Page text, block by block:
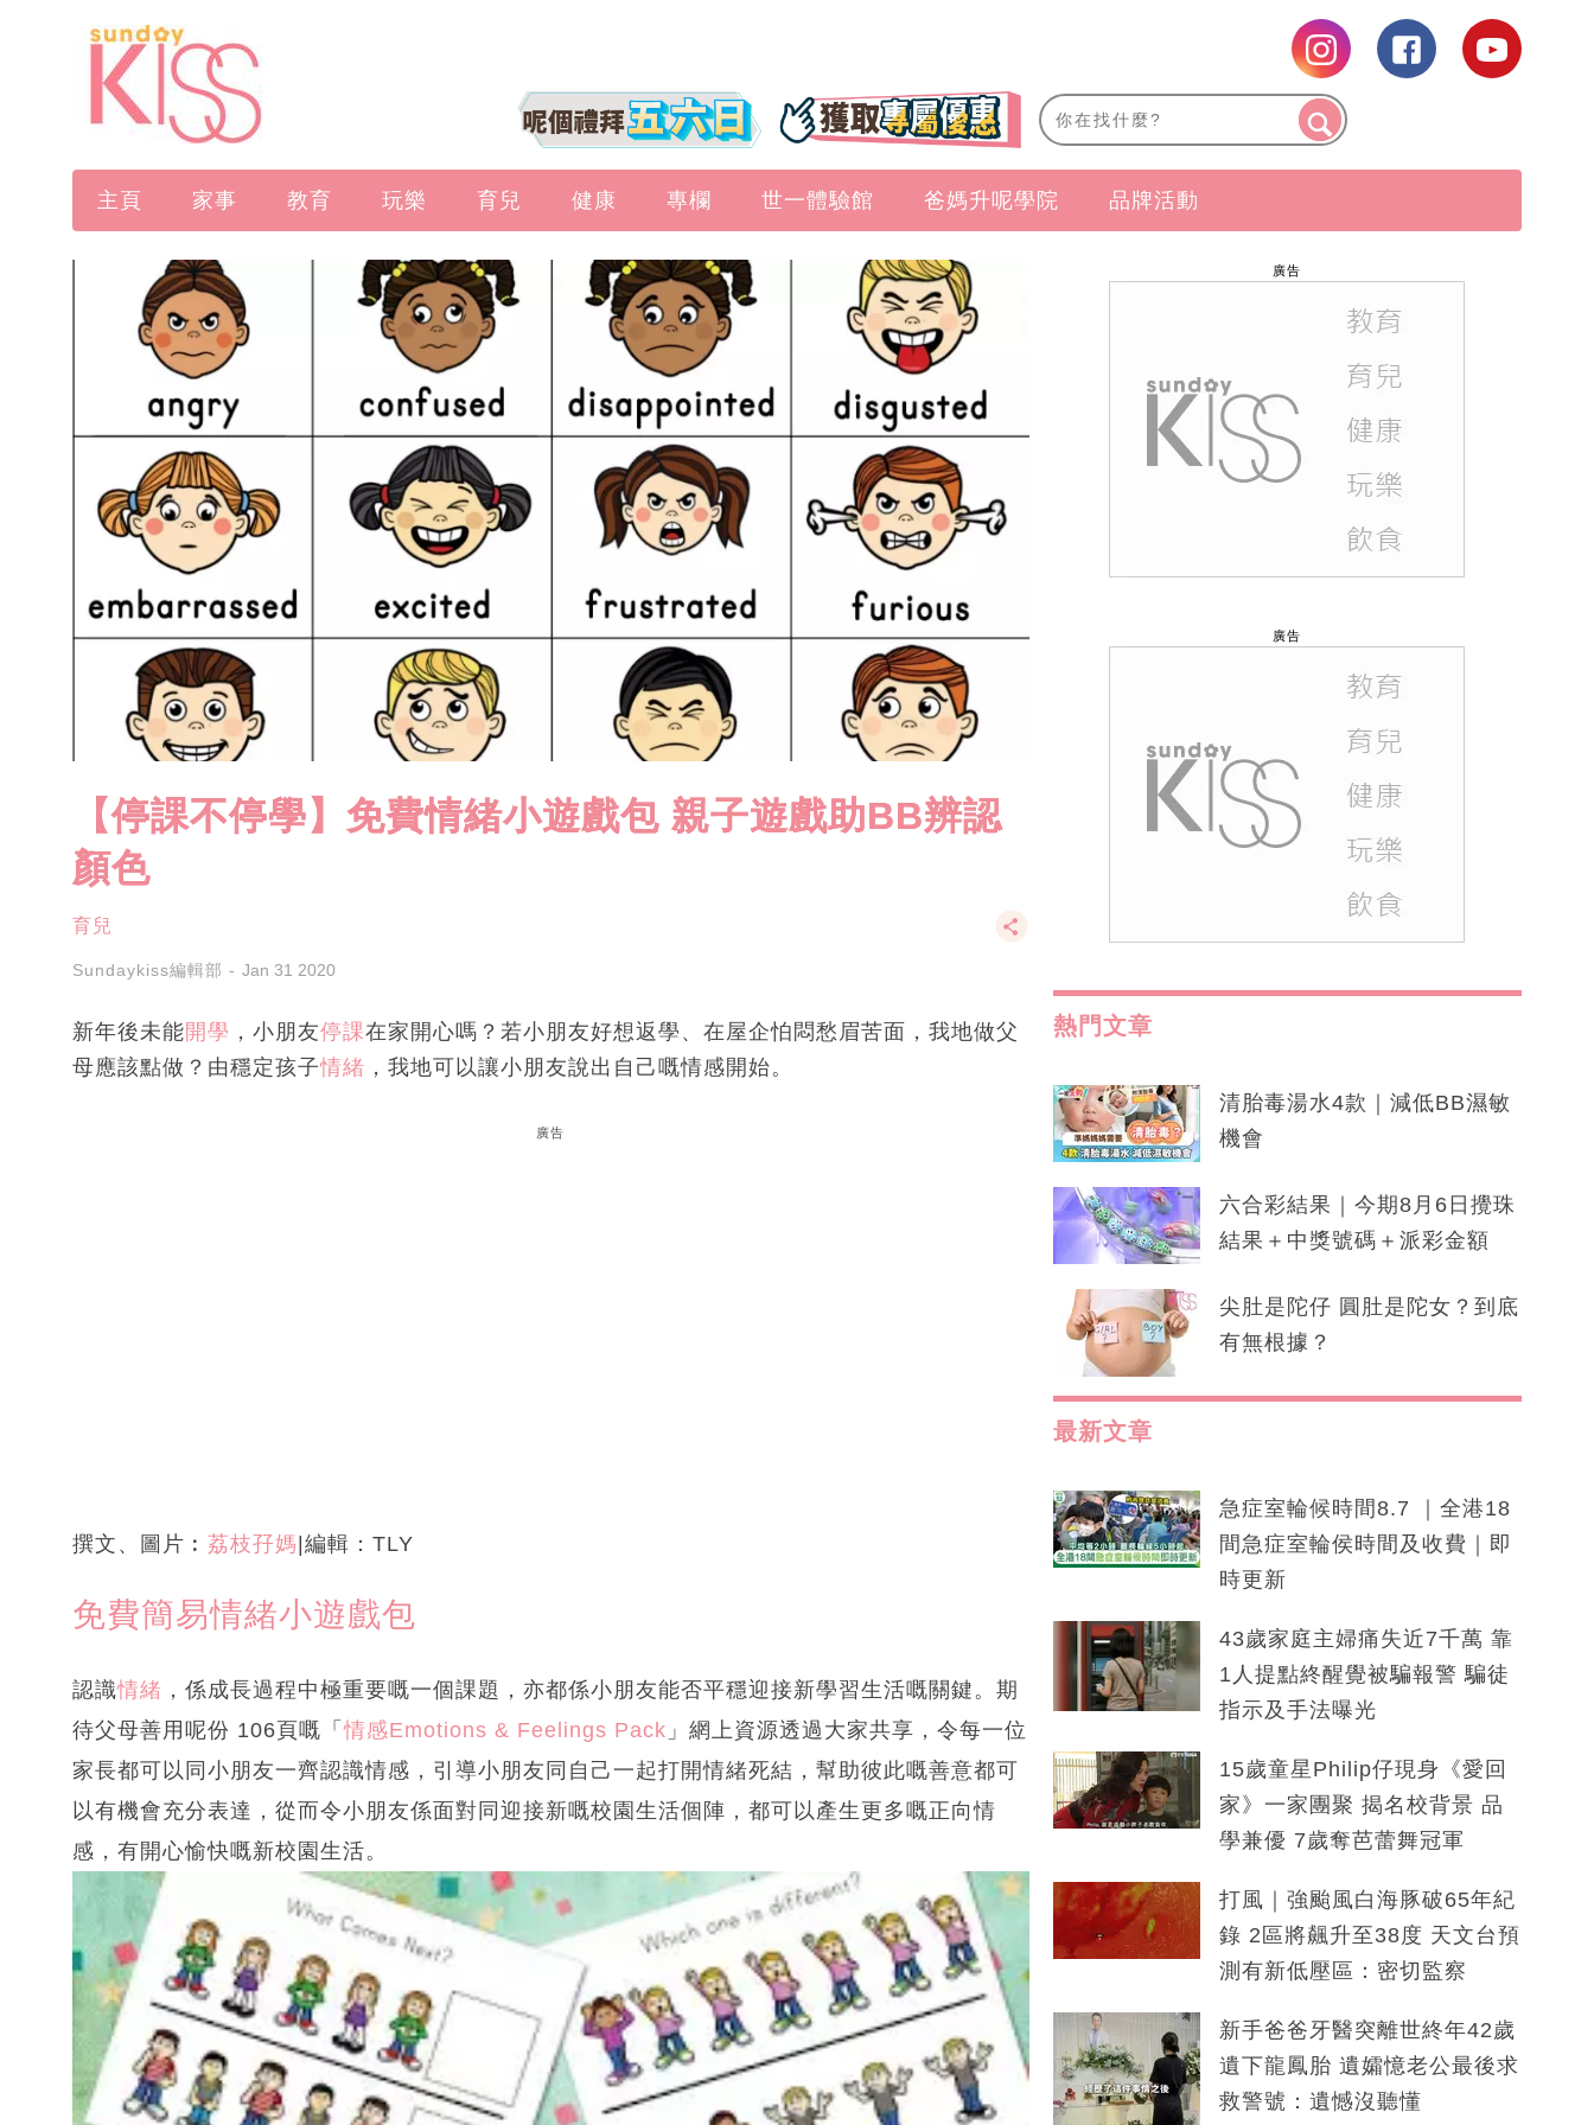
主頁 家事 教育 玩樂 育兒 健康 專欄 世一體驗館 爸媽升呢學院 品牌活動
【停課不停學】免費情緒小遊戲包 親子遊戲助BB辨認
顏色
育兒
Sundaykiss編輯部 Jan 31 2020
新年後未能開學 ，小朋友停課在家開心嗎？若小朋友好想返學、在屋企怕悶愁眉苦面，我地做父
母應該點做？由穩定孩子情緒 ，我地可以讓小朋友說出自己嘅情感開始。
廣告
撰文、圖片︰ 荔枝孖媽|編輯：TLY
免費簡易情緒小遊戲包
認識情緒 ，係成長過程中極重要嘅一個課題，亦都係小朋友能否平穩迎接新學習生活嘅關鍵。期
待父母善用呢份 106頁嘅「情感Emotions & Feelings Pack 」網上資源透過大家共享，令每一位
家長都可以同小朋友一齊認識情感，引導小朋友同自己一起打開情緒死結，幫助彼此嘅善意都可
以有機會充分表達，從而令小朋友係面對同迎接新嘅校園生活個陣，都可以產生更多嘅正向情
感，有開心愉快嘅新校園生活。
廣告
廣告
熱門文章
清胎毒湯水4款｜減低BB濕敏
機會
六合彩結果｜今期8月6日攪珠
結果＋中獎號碼＋派彩金額
尖肚是陀仔 圓肚是陀女？到底
有無根據？
最新文章
急症室輪候時間8.7 ｜全港18
間急症室輪侯時間及收費｜即
時更新
43歲家庭主婦痛失近7千萬 靠
1人提點終醒覺被騙報警 騙徒
指示及手法曝光
15歲童星Philip仔現身《愛回
家》一家團聚 揭名校背景 品
學兼優 7歲奪芭蕾舞冠軍
打風｜強颱風白海豚破65年紀
錄 2區將飆升至38度 天文台預
測有新低壓區：密切監察
新手爸爸牙醫突離世終年42歲
遺下龍鳳胎 遺孀憶老公最後求
救警號：遺憾沒聽懂